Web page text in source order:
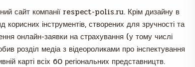
сайт компанії respect-polis.ru. Крім дизайну в
інструментів, створених для зручності та
онлайн-заявки на страхування (у тому числі
розділ медіа з відеороликами про інспектування
карті всіх 60 регіональних представництв.